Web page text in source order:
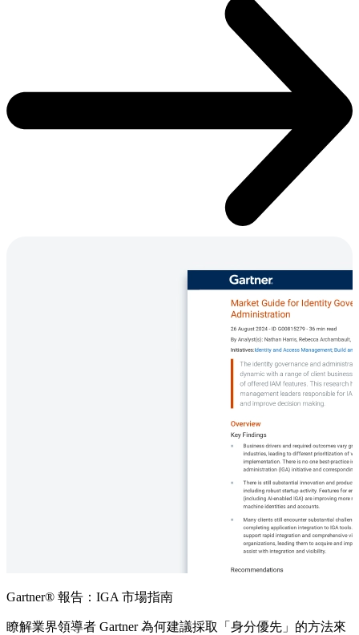
Gartner® 報告：IGA 市場指南
瞭解業界領導者 Gartner 為何建議採取「身分優先」的方法來